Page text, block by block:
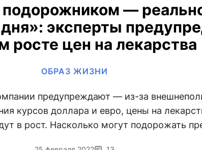
подорожником —
эксперты
росте цен на лекарства
ОБРАЗ ЖИЗНИ
предупреждают — из-за
курсов доллара и евро, цены на
в рост. Насколько могут подорожать